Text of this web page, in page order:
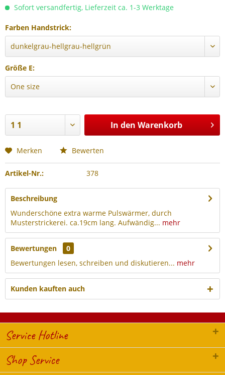
Sofort versandfertig, Lieferzeit ca. 1-3 Werktage
Farben Handstrick:
Größe E:
In den Warenkorb
Merken Bewerten
Artikel-Nr.: 378
Beschreibung
Wunderschöne extra warme Pulswärmer, durch
Musterstrickerei. ca.19cm lang. Aufwändig... mehr
Bewertungen
0
Bewertungen lesen, schreiben und diskutieren... mehr
Kunden kauften auch
Service Hotline
Shop Service